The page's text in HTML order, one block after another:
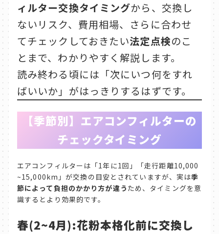
ィルター交換タイミングから、交換し
ないリスク、費用相場、さらに合わせ
てチェックしておきたい法定点検のこ
とまで、わかりやすく解説します。
読み終わる頃には「次にいつ何をすれ
ばいいか」がはっきりするはずです。
【季節別】エアコンフィルターの
チェックタイミング
エアコンフィルターは「1年に1回」「走行距離10,000
~15,000km」が交換の目安とされていますが、実は季
節によって負担のかかり方が違う ため、タイミングを意
識するとより効果的です。
春(2~4月):花粉本格化前に交換し